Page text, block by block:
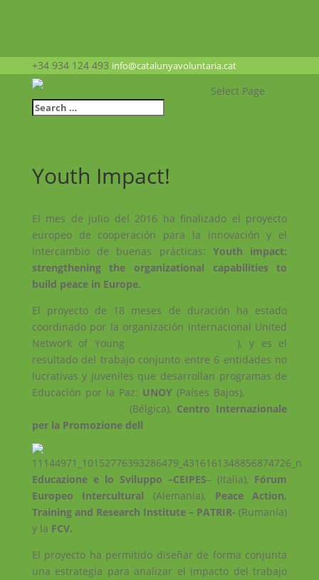
+34 934 124 493 info@catalunyavoluntaria.cat
Select Page
Youth Impact!
El mes de julio del 2016 ha finalizado el proyecto
europeo de cooperación para la innovación y el
intercambio de buenas prácticas: Youth impact:
strengthening the organizational capabilities to
build peace in Europe.
El proyecto de 18 meses de duración ha estado
coordinado por la organización internacional United
Network of Young
), y es el
resultado del trabajo conjunto entre 6 entidades no
lucrativas y juveniles que desarrollan programas de
Educación por la Paz: UNOY (Países Bajos),
(Bélgica), Centro Internazionale
per la Promozione dell
Educazione e lo Sviluppo –CEIPES– (Italia), Fórum
Europeo Intercultural (Alemania), Peace Action,
Training and Research Institute – PATRIR- (Rumanía)
y la FCV.
El proyecto ha permitido diseñar de forma conjunta
una estrategia para analizar el impacto del trabajo